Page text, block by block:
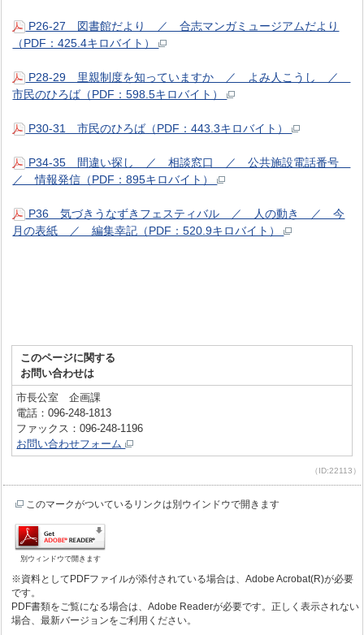
P26-27 図書館だより ／ 合志マンガミュージアムだより
（PDF：425.4キロバイト）
P28-29 里親制度を知っていますか ／ よみ人こうし ／
市民のひろば（PDF：598.5キロバイト）
P30-31 市民のひろば（PDF：443.3キロバイト）
P34-35 間違い探し ／ 相談窓口 ／ 公共施設電話番号
／ 情報発信（PDF：895キロバイト）
P36 気づきうなずきフェスティバル ／ 人の動き ／ 今
月の表紙 ／ 編集幸記（PDF：520.9キロバイト）
このページに関する
お問い合わせは
市長公室 企画課
電話：096-248-1813
ファックス：096-248-1196
お問い合わせフォーム
（ID:22113）
このマークがついているリンクは別ウインドウで開きます
別ウィンドウで開きます
※資料としてPDFファイルが添付されている場合は、Adobe Acrobat(R)が必要
です。
PDF書類をご覧になる場合は、Adobe Readerが必要です。正しく表示されない
場合、最新バージョンをご利用ください。